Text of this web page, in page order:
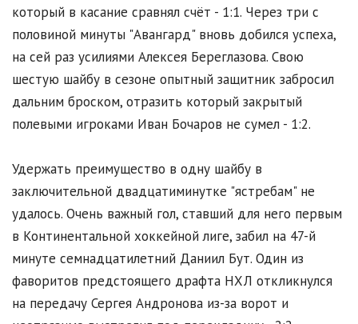
который в касание сравнял счёт - 1:1. Через три с
половиной минуты "Авангард" вновь добился успеха,
на сей раз усилиями Алексея Береглазова. Свою
шестую шайбу в сезоне опытный защитник забросил
дальним броском, отразить который закрытый
полевыми игроками Иван Бочаров не сумел - 1:2.
Удержать преимущество в одну шайбу в
заключительной двадцатиминутке "ястребам" не
удалось. Очень важный гол, ставший для него первым
в Континентальной хоккейной лиге, забил на 47-й
минуте семнадцатилетний Даниил Бут. Один из
фаворитов предстоящего драфта НХЛ откликнулся
на передачу Сергея Андронова из-за ворот и